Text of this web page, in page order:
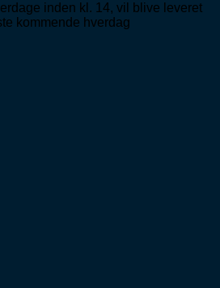
inden kl. 14, vil blive leveret
kommende hverdag